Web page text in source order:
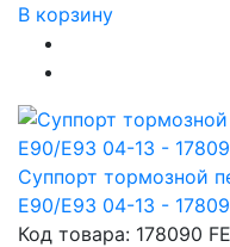
В корзину
Суппорт тормозной
E90/E93 04-13 -
Код товара: 178090